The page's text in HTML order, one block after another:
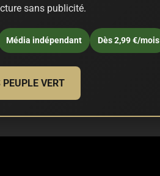
sans publicité.
Média indépendant Dès 2,99 €/mois
VERT